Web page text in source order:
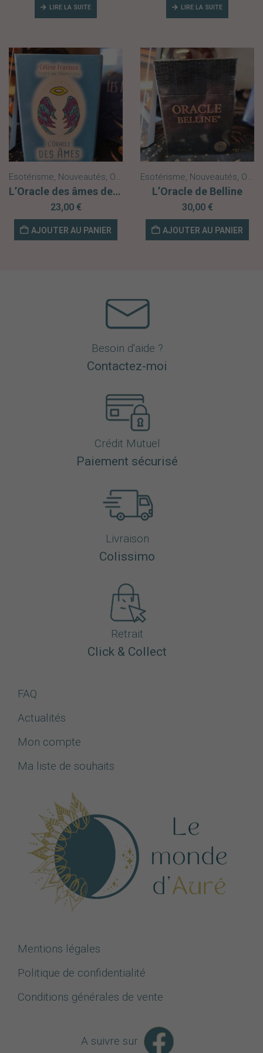
LIRE LA SUITE LIRE LA SUITE
Esotérisme, Nouveautés, Oracles
L’Oracle des âmes de Céline Franoux
23,00 €
AJOUTER AU PANIER
Esotérisme, Nouveautés, Oracles
L’Oracle de Belline
30,00 €
AJOUTER AU PANIER
Besoin d'aide ?
Contactez-moi
Crédit Mutuel
Paiement sécurisé
Livraison
Colissimo
Retrait
Click & Collect
FAQ
Actualités
Mon compte
Ma liste de souhaits
Mentions légales
Politique de confidentialité
Conditions générales de vente
A suivre sur